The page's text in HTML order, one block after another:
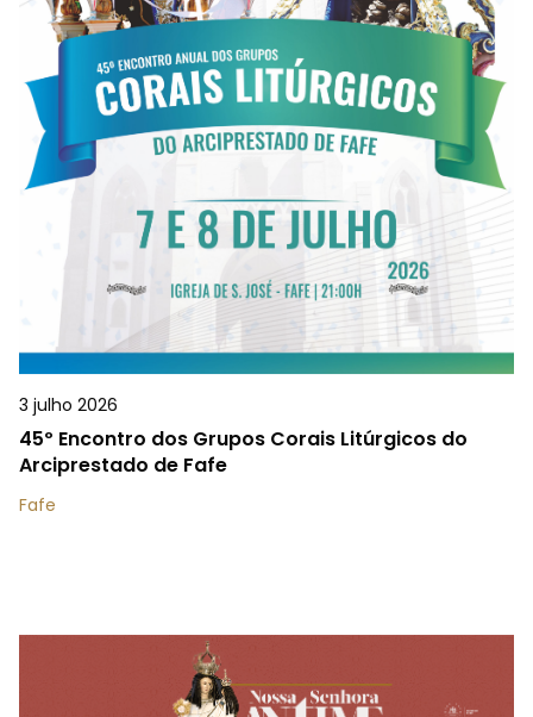
3 julho 2026
45º Encontro dos Grupos Corais Litúrgicos do
Arciprestado de Fafe
Fafe